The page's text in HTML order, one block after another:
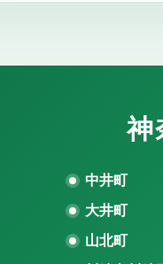
神
中井町
大井町
山北町